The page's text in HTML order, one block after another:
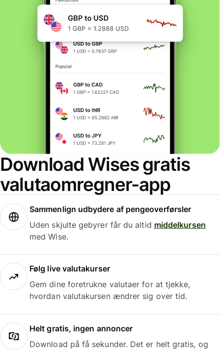
Download Wises gratis
valutaomregner-app
Sammenlign udbydere af pengeoverførsler
Uden skjulte gebyrer får du altid middelkursen
med Wise.
Følg live valutakurser
Gem dine foretrukne valutaer for at tjekke,
hvordan valutakursen ændrer sig over tid.
Helt gratis, ingen annoncer
Download på få sekunder. Det er helt gratis, og